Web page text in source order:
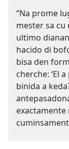
“Na prome
mester sa cu
ultimo
hacido di
bisa den
cherche: ‘El
binida a